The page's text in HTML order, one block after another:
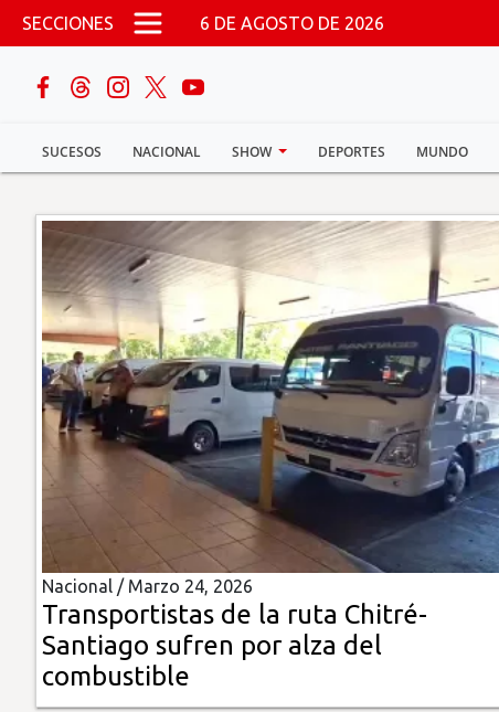
Pasar al contenido principal
SECCIONES 6 DE AGOSTO DE 2026
SUCESOS NACIONAL SHOW DEPORTES MUNDO
buscar
Sucesos
Nacional
Política
Show
Deportes
Mundo
Insólitas
Multimedia
Impreso
Nacional / Marzo 24, 2026
Transportistas de la ruta Chitré-
Santiago sufren por alza del
combustible